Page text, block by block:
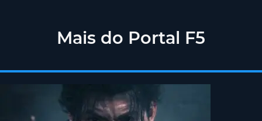
Mais do Portal F5